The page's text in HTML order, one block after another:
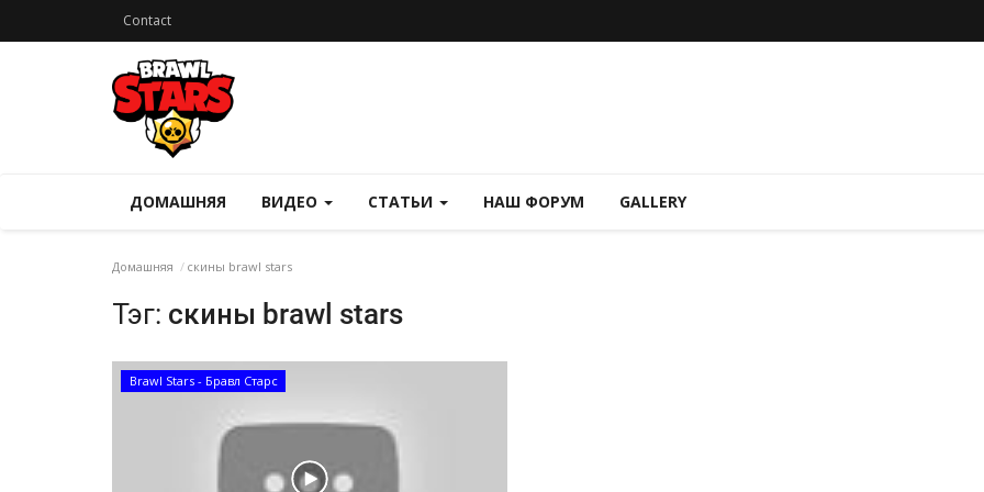
Contact
ДОМАШНЯЯ ВИДЕО СТАТЬИ НАШ ФОРУМ GALLERY
Домашняя скины brawl stars
Тэг: скины brawl stars
Brawl Stars - Бравл Старс